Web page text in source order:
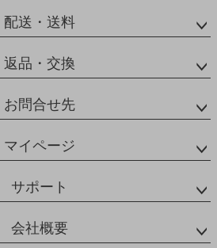
配送・送料
返品・交換
お問合せ先
マイページ
サポート
会社概要